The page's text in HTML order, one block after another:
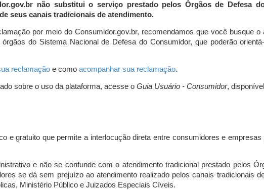
não substitui o serviço prestado pelos Órgãos de Defesa
seus canais tradicionais de atendimento.
por meio do Consumidor.gov.br, recomendamos que você busque
do Sistema Nacional de Defesa do Consumidor, que poderão
reclamação e como acompanhar sua reclamação.
sobre o uso da plataforma, acesse o Guia Usuário - Consumidor,
e gratuito que permite a interlocução direta entre consumidores e
e não se confunde com o atendimento tradicional prestado pelos
se dá sem prejuízo ao atendimento realizado pelos canais tradicionais
Ministério Público e Juizados Especiais Cíveis.